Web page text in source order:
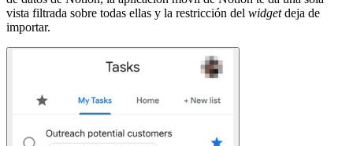
vista filtrada sobre todas ellas y la restricción del widgetdeja de
importar.